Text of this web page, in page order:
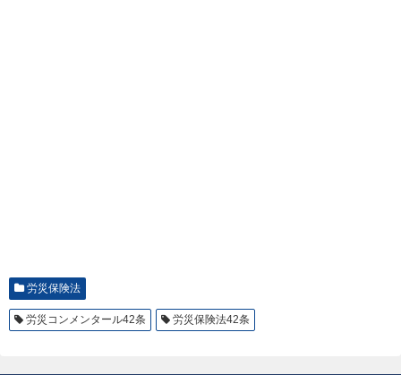
労災保険法
労災コンメンタール42条 労災保険法42条